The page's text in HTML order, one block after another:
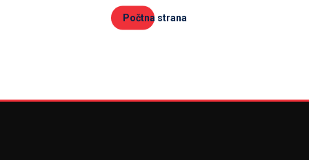
Počtna strana